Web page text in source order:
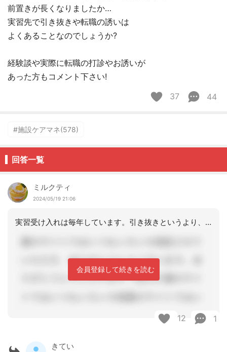
前置きが長くなりましたか…
実習先で引き抜きや転職の誘いは
よくあることなのでしょうか?
経験談や実際に転職の打診やお誘いが
あった方もコメント下さい!
37
44
#施設ケアマネ(578)
回答一覧
ミルクティ
2024/05/19 21:06
実習受け入れは毎年しています。引き抜きというより、今後ケアマネ業務をされるのかを
会員登録して続きを読む
12 1
きてい